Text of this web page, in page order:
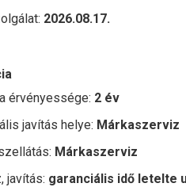
2026.08.17.
érvényessége: 2 év
javítás helye: Márkaszerviz
Márkaszerviz
javítás: garanciális idő letelte